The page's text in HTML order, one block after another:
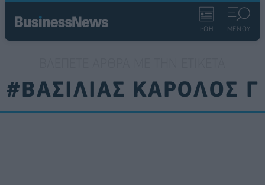
ΡΟΗ ΜΕΝΟΥ
#ΒΑΣΙΛΙΑΣ ΚΑΡΟΛΟΣ Γ